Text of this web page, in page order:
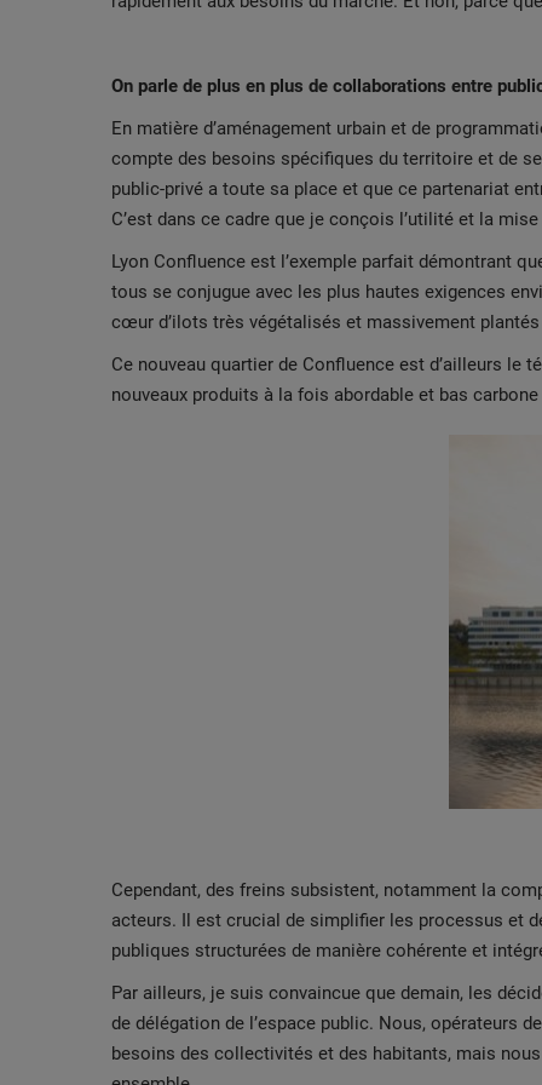
On parle de plus en plus de collaborations entre
En matière d’aménagement urbain et de
compte des besoins spécifiques du territoire et de
public-privé a toute sa place et que ce partenariat
C’est dans ce cadre que je conçois l’utilité et la
Lyon Confluence est l’exemple parfait démontrant
tous se conjugue avec les plus hautes exigences
cœur d’ilots très végétalisés et massivement
Ce nouveau quartier de Confluence est d’ailleurs le
nouveaux produits à la fois abordable et bas
Cependant, des freins subsistent, notamment la
acteurs. Il est crucial de simplifier les processus et
publiques structurées de manière cohérente et
Par ailleurs, je suis convaincue que demain, les
de délégation de l’espace public. Nous, opérateurs
besoins des collectivités et des habitants, mais